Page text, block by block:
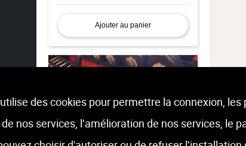
Ajouter au panier
11 €
des cookies pour permettre la connexion,
nos services, l’amélioration de nos services, le